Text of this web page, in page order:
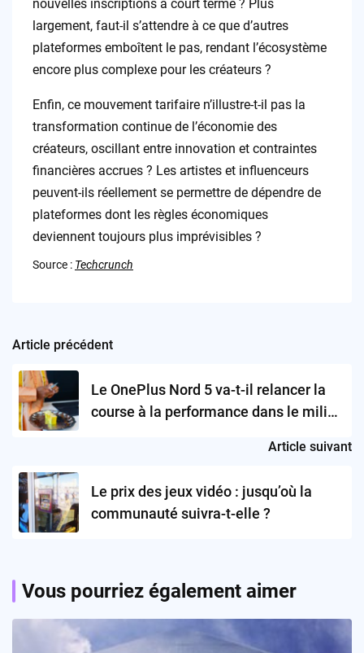
nouvelles inscriptions à court terme ? Plus
largement, faut-il s’attendre à ce que d’autres
plateformes emboîtent le pas, rendant l’écosystème
encore plus complexe pour les créateurs ?
Enfin, ce mouvement tarifaire n’illustre-t-il pas la
transformation continue de l’économie des
créateurs, oscillant entre innovation et contraintes
financières accrues ? Les artistes et influenceurs
peuvent-ils réellement se permettre de dépendre de
plateformes dont les règles économiques
deviennent toujours plus imprévisibles ?
Source : Techcrunch
Post
navigation
Article précédent
Le OnePlus Nord 5 va-t-il relancer la
course à la performance dans le milieu
Article suivant
Le prix des jeux vidéo : jusqu’où la
communauté suivra-t-elle ?
Vous pourriez également aimer